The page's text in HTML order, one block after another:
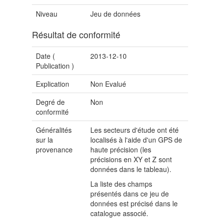
Niveau Jeu de données
Résultat de conformité
Date (
Publication )
2013-12-10
Explication
Non Evalué
Degré de
conformité
Non
Généralités
sur la
provenance
Les secteurs d'étude ont été
localisés à l'aide d'un GPS de
haute précision (les
précisions en XY et Z sont
données dans le tableau).
La liste des champs
présentés dans ce jeu de
données est précisé dans le
catalogue associé.